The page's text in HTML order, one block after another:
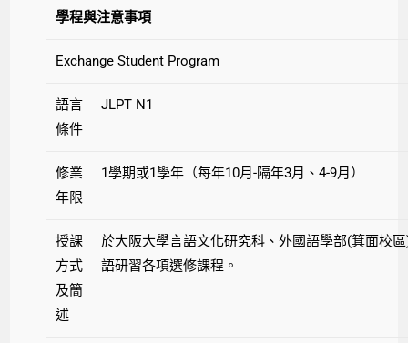
學程與注意事項
Exchange Student Program
語言
條件
JLPT N1
修業
年限
1學期或1學年（每年10月-隔年3月、4-9月）
授課
方式
及簡
述
於大阪大學言語文化研究科、外國語學部(箕面校
語研習各項選修課程。